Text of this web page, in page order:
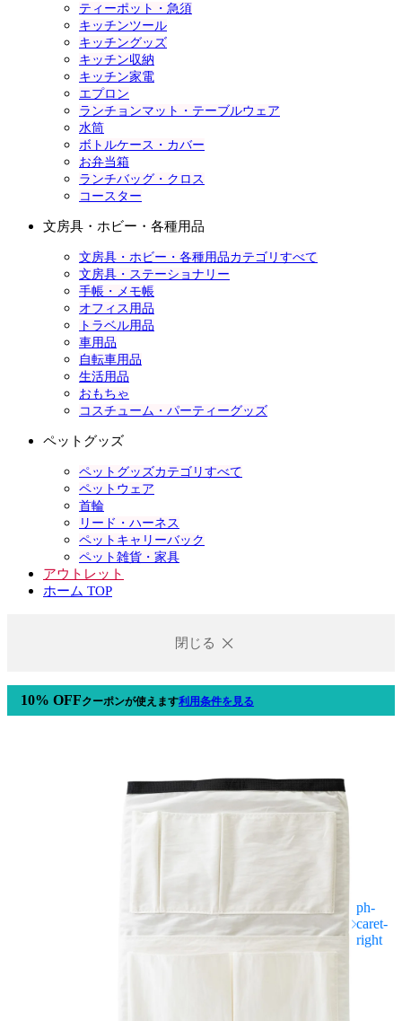
ティーポット・急須
キッチンツール
キッチングッズ
キッチン収納
キッチン家電
エプロン
ランチョンマット・テーブルウェア
水筒
ボトルケース・カバー
お弁当箱
ランチバッグ・クロス
コースター
文房具・ホビー・各種用品
文房具・ホビー・各種用品カテゴリすべて
文房具・ステーショナリー
手帳・メモ帳
オフィス用品
トラベル用品
車用品
自転車用品
生活用品
おもちゃ
コスチューム・パーティーグッズ
ペットグッズ
ペットグッズカテゴリすべて
ペットウェア
首輪
リード・ハーネス
ペットキャリーバック
ペット雑貨・家具
アウトレット
ホーム TOP
閉じる
10% OFFクーポンが使えます利用条件を見る